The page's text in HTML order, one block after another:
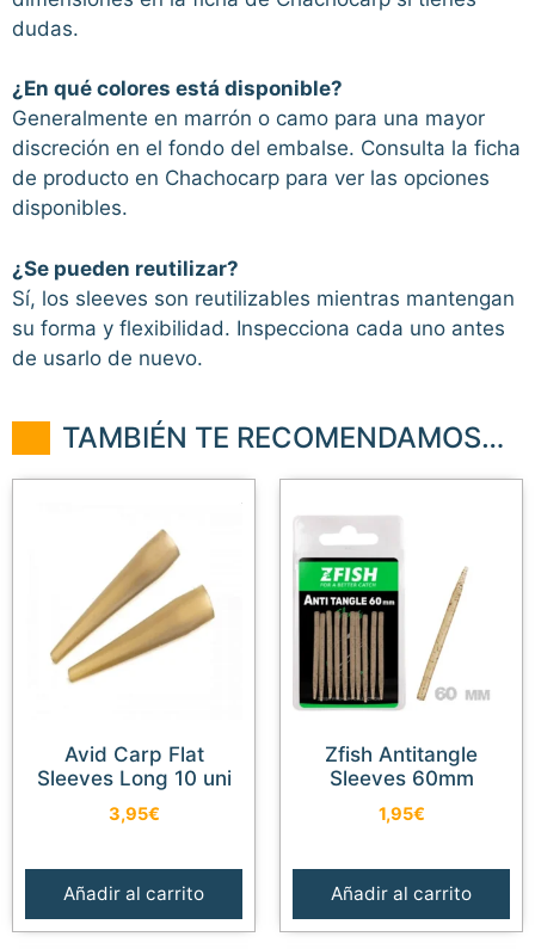
dudas.
¿En qué colores está disponible?
Generalmente en marrón o camo para una mayor
discreción en el fondo del embalse. Consulta la ficha
de producto en Chachocarp para ver las opciones
disponibles.
¿Se pueden reutilizar?
Sí, los sleeves son reutilizables mientras mantengan
su forma y flexibilidad. Inspecciona cada uno antes
de usarlo de nuevo.
TAMBIÉN TE RECOMENDAMOS…
Avid Carp Flat
Sleeves Long 10 uni
3,95€
Añadir al carrito
Zfish Antitangle
Sleeves 60mm
1,95€
Añadir al carrito